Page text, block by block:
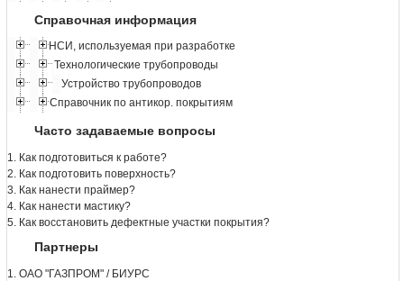
Справочная информация
НСИ, используемая при разработке
Технологические трубопроводы
Устройство трубопроводов
Справочник по антикор. покрытиям
Часто задаваемые вопросы
1. Как подготовиться к работе?
2. Как подготовить поверхность?
3. Как нанести праймер?
4. Как нанести мастику?
5. Как восстановить дефектные участки покрытия?
Партнеры
1. ОАО "ГАЗПРОМ" / БИУРС